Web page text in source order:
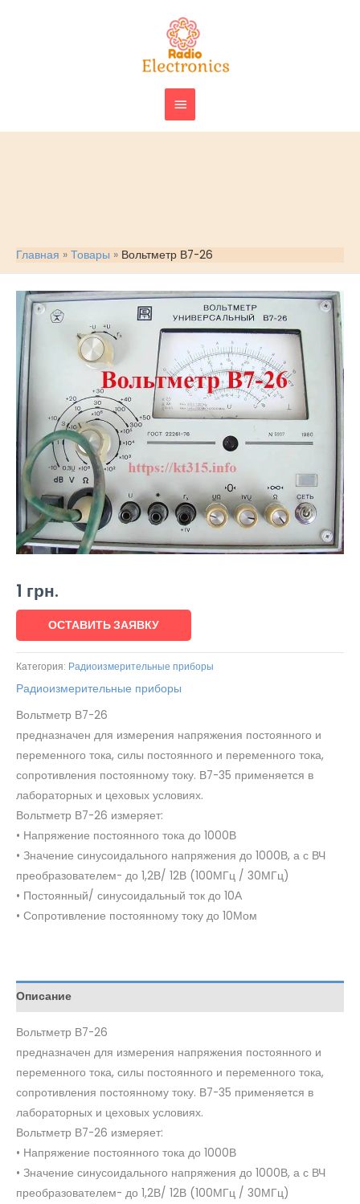
ГЛАВНОЕ
МЕНЮ
Главная Товары Вольтметр В7-26
1 грн.
ОСТАВИТЬ ЗАЯВКУ
Категория: Радиоизмерительные приборы
Радиоизмерительные приборы
Вольтметр В7-26
предназначен для измерения напряжения постоянного и
переменного тока, силы постоянного и переменного тока,
сопротивления постоянному току. В7-35 применяется в
лабораторных и цеховых условиях.
Вольтметр В7-26 измеряет:
• Напряжение постоянного тока до 1000В
• Значение синусоидального напряжения до 1000В, а с ВЧ
преобразователем- до 1,2В/ 12В (100МГц / 30МГц)
• Постоянный/ синусоидальный ток до 10А
• Сопротивление постоянному току до 10Мом
Описание
Вольтметр В7-26
предназначен для измерения напряжения постоянного и
переменного тока, силы постоянного и переменного тока,
сопротивления постоянному току. В7-35 применяется в
лабораторных и цеховых условиях.
Вольтметр В7-26 измеряет:
• Напряжение постоянного тока до 1000В
• Значение синусоидального напряжения до 1000В, а с ВЧ
преобразователем- до 1,2В/ 12В (100МГц / 30МГц)